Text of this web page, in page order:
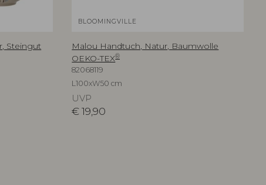
Steingut
BLOOMINGVILLE
Malou Handtuch, Natur, Baumwolle
OEKO-TEX®
82068119
L100xW50 cm
UVP
€ 19,90